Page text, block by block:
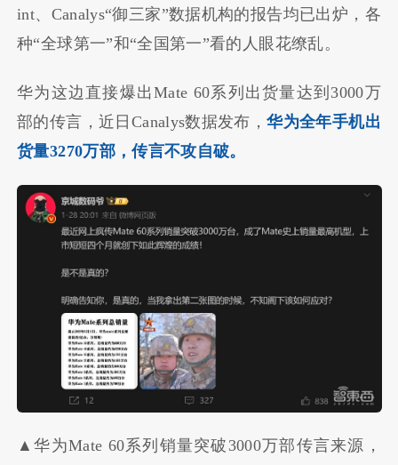
int、Canalys“御三家”数据机构的报告均已出炉，各
种“全球第一”和“全国第一”看的人眼花缭乱。
华为这边直接爆出Mate 60系列出货量达到3000万
部的传言，近日Canalys数据发布，华为全年手机出
货量3270万部，传言不攻自破。
▲华为Mate 60系列销量突破3000万部传言来源，